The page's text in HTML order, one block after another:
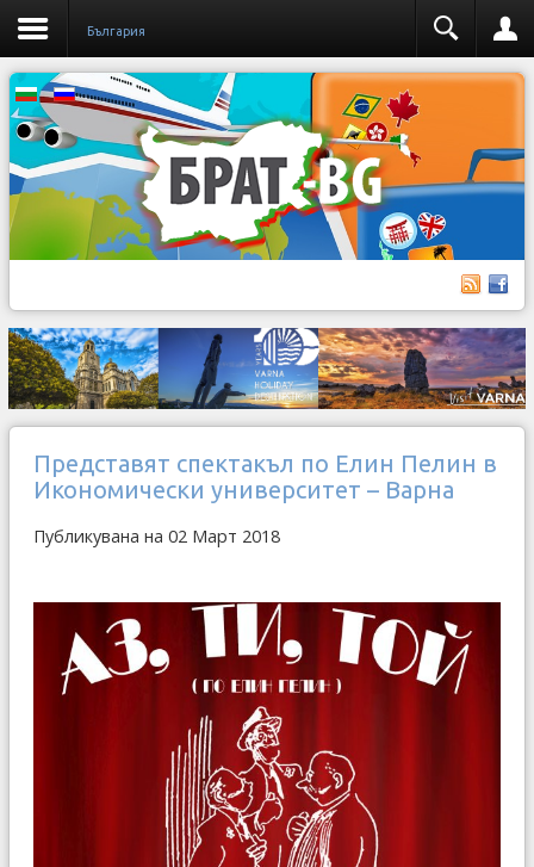
България
Представят спектакъл по Елин Пелин в
Икономически университет – Варна
Публикувана на 02 Март 2018